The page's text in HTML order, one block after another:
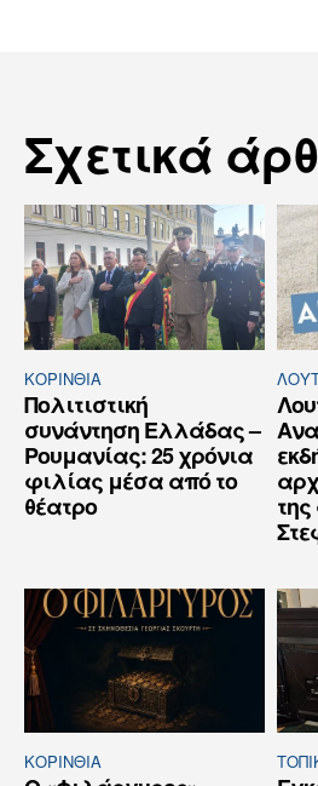
Σχετικά
ΚΟΡΙΝΘΊΑ
Πολιτιστική
συνάντηση Ελλάδας –
Ρουμανίας: 25 χρόνια
φιλίας μέσα από το
θέατρο
ΚΟΡΙΝΘΊΑ